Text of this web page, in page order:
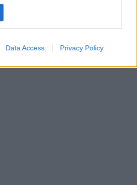
specified purposes in below Google
Data Access Privacy Policy